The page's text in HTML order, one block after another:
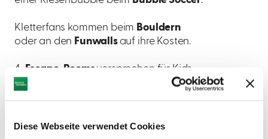
Diese Webseite verwendet Cookies
Kletterfans kommen beim Bouldern
oder an den Funwalls auf ihre Kosten.
4 Escape-Rooms versprechen für Kids
und Erwachsene Rätselspaß mit
Bei denTEAM-UP!-Room-Challenges